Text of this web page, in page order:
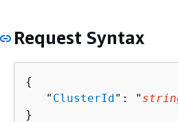
Request Syntax
{
   "
ClusterId": "
}